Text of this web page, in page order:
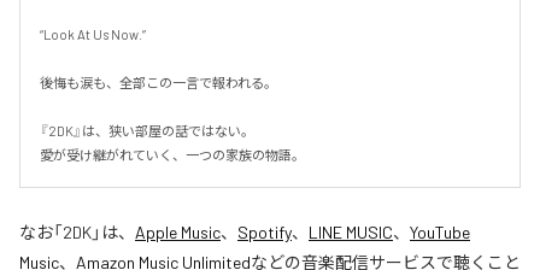
“Look At Us Now.”
後悔も涙も、全部この一言で報われる。
『2DK』は、狭い部屋の話ではない。
愛が受け継がれていく、一つの家族の物語。
なお「2DK」は、 Apple Music、 Spotify、 LINE MUSIC、 YouTube
Music、 Amazon Music Unlimitedなどの音楽配信サービスで聴くこと